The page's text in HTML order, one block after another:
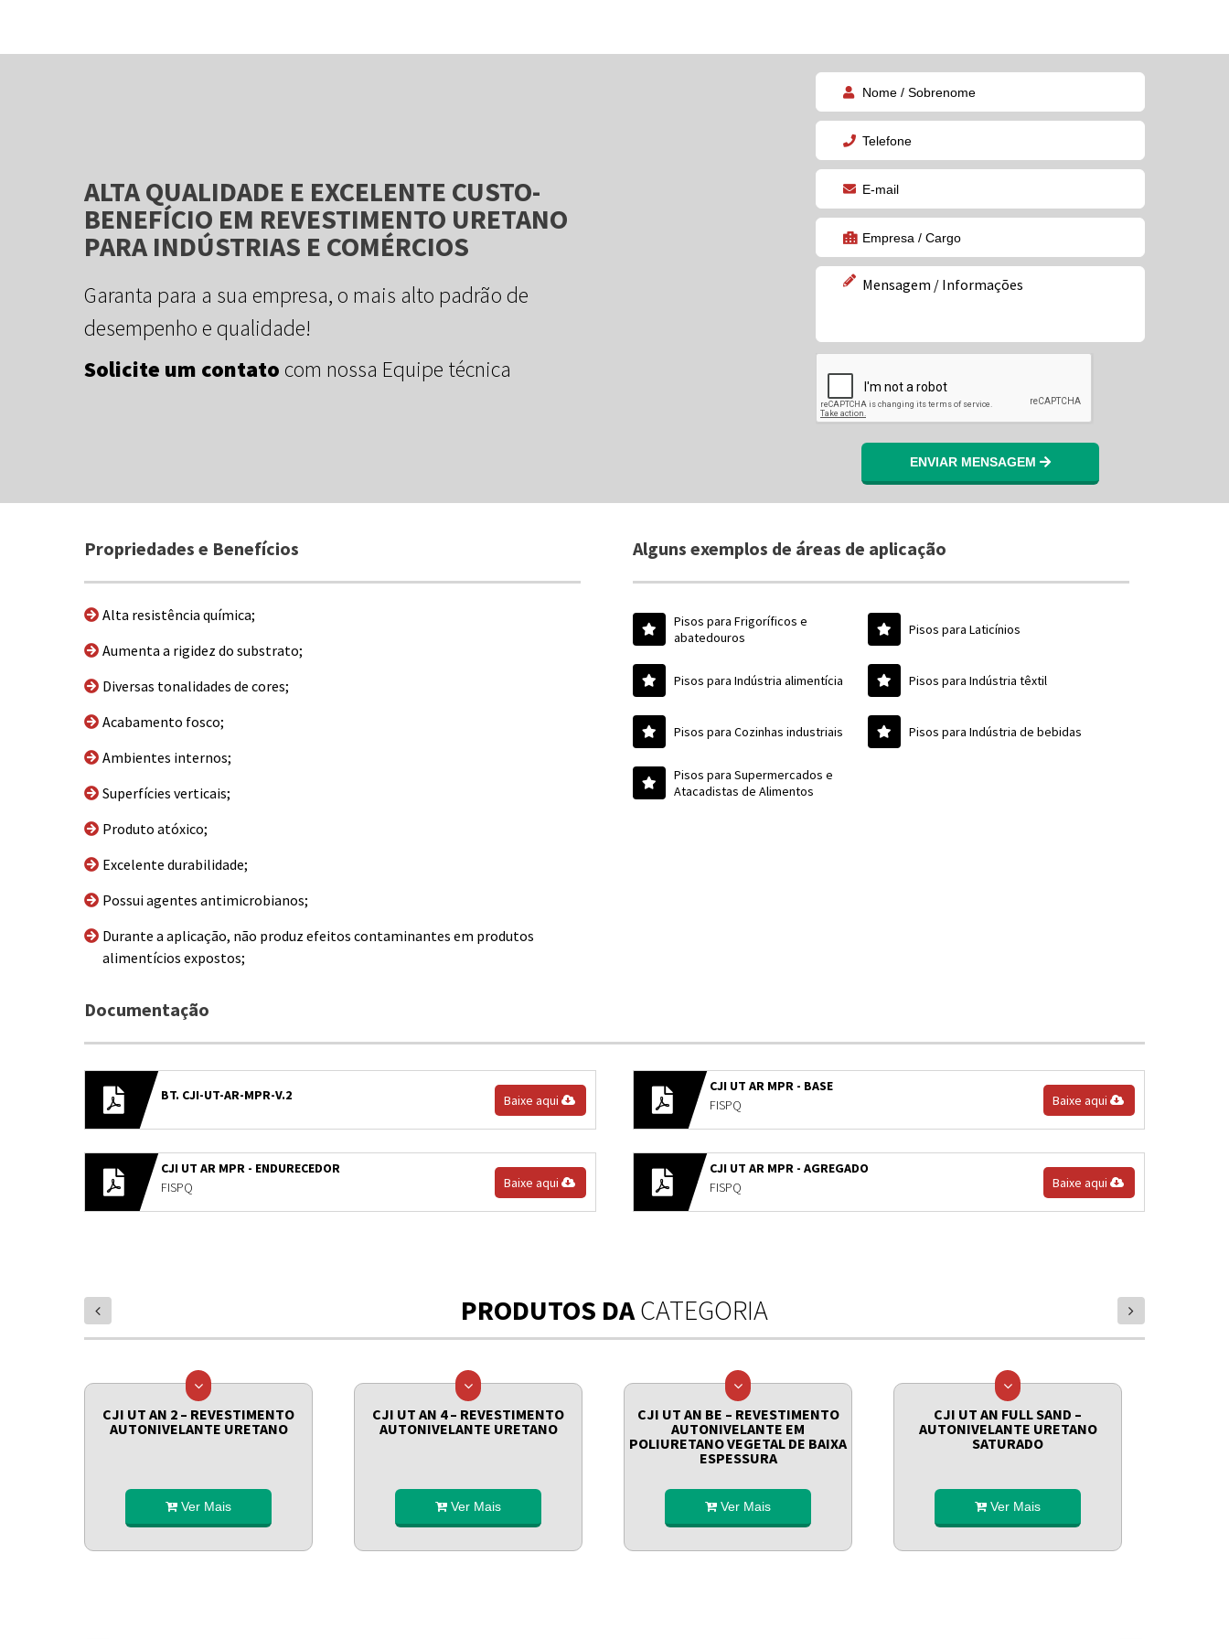
ALTA QUALIDADE E EXCELENTE CUSTO-
BENEFÍCIO EM REVESTIMENTO URETANO
PARA INDÚSTRIAS E COMÉRCIOS
Garanta para a sua empresa, o mais alto padrão de
desempenho e qualidade!
Solicite um contato com nossa Equipe técnica
ENVIAR MENSAGEM
Propriedades e Benefícios
Alta resistência química;
Aumenta a rigidez do substrato;
Diversas tonalidades de cores;
Acabamento fosco;
Ambientes internos;
Superfícies verticais;
Produto atóxico;
Excelente durabilidade;
Possui agentes antimicrobianos;
Durante a aplicação, não produz efeitos contaminantes em produtos
alimentícios expostos;
Alguns exemplos de áreas de aplicação
Pisos para Frigoríficos e
abatedouros
Pisos para Laticínios
Pisos para Indústria alimentícia Pisos para Indústria têxtil
Pisos para Cozinhas industriais Pisos para Indústria de bebidas
Pisos para Supermercados e
Atacadistas de Alimentos
Documentação
BT. CJI-UT-AR-MPR-V.2 Baixe aqui
CJI UT AR MPR - BASE
FISPQ
Baixe aqui
CJI UT AR MPR - ENDURECEDOR
FISPQ
Baixe aqui
CJI UT AR MPR - AGREGADO
FISPQ
Baixe aqui
PRODUTOS DACATEGORIA
CJI UT AN 2 – REVESTIMENTO
AUTONIVELANTE URETANO
Ver Mais
CJI UT AN 4 – REVESTIMENTO
AUTONIVELANTE URETANO
Ver Mais
CJI UT AN BE – REVESTIMENTO
AUTONIVELANTE EM
POLIURETANO VEGETAL DE BAIXA
ESPESSURA
Ver Mais
CJI UT AN FULL SAND –
AUTONIVELANTE URETANO
SATURADO
Ver Mais
prev next